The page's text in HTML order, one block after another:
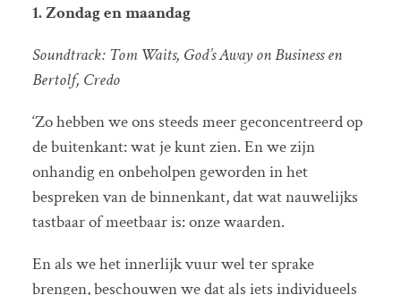
1. Zondag en maandag
Soundtrack: Tom Waits, God’s Away on Business en
Bertolf, Credo
‘Zo hebben we ons steeds meer geconcentreerd op
de buitenkant: wat je kunt zien. En we zijn
onhandig en onbeholpen geworden in het
bespreken van de binnenkant, dat wat nauwelijks
tastbaar of meetbaar is: onze waarden.
En als we het innerlijk vuur wel ter sprake
brengen, beschouwen we dat als iets individueels